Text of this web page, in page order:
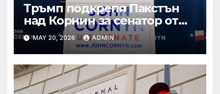
Тръмп подкрепя Пакстън
над Корнин за сенатор от
Тексас в шокираща
подкрепа
MAY 20, 2026 ADMIN